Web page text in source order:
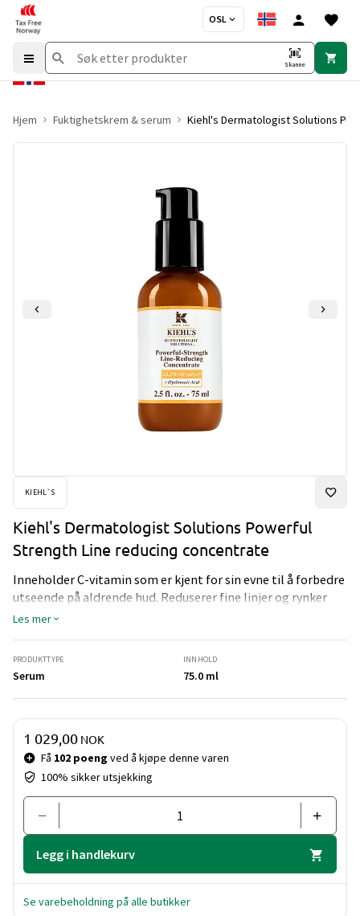
OSL
Skanne
Hjem Fuktighetskrem & serum Kiehl's Dermatologist Solutions
KIEHL`S
Kiehl's Dermatologist Solutions Powerful
Strength Line reducing concentrate
Inneholder C-vitamin som er kjent for sin evne til å forbedre
utseende på aldrende hud. Reduserer fine linjer og rynker
samtidig som hudens struktur og utstråling forbedres.
Les mer
PRODUKTTYPE
Serum
INNHOLD
75.0 ml
Pris og mengde
Få 102 poeng ved å kjøpe denne varen
100% sikker utsjekking
1 029,00 NOK
Legg i handlekurv
Se varebeholdning på alle butikker